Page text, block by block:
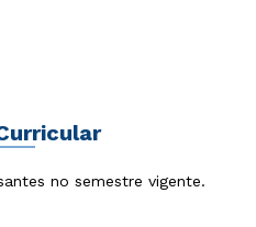
no semestre vigente.